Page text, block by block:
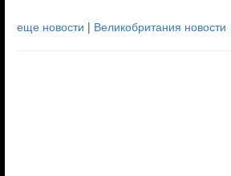
еще новости | Великобритания новости